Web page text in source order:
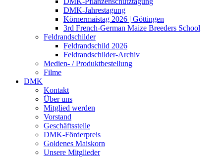
DMK-Jahrestagung
Körnermaistag 2026 | Göttingen
3rd French-German Maize Breeders School
Feldrandschilder
Feldrandschild 2026
Feldrandschilder-Archiv
Medien- / Produktbestellung
Filme
DMK
Kontakt
Über uns
Mitglied werden
Vorstand
Geschäftsstelle
DMK-Förderpreis
Goldenes Maiskorn
Unsere Mitglieder